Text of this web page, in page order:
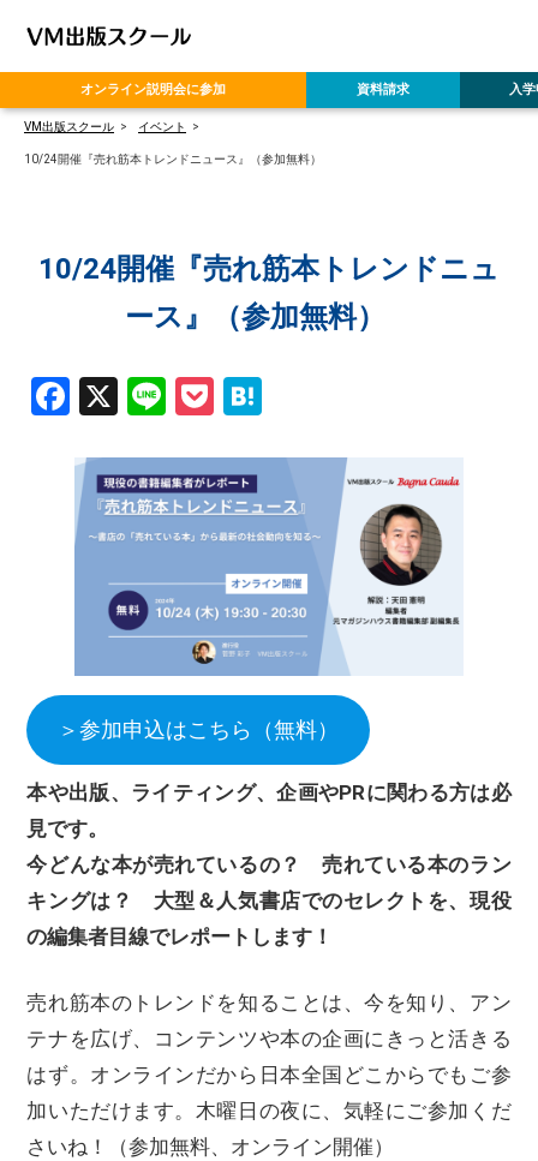
オンライン説明会に参加 資料請求 入
VM出版スクール イベント
10/24開催『売れ筋本トレンドニュース』（参加無料）
10/24開催『売れ筋本トレンドニュ
ース』（参加無料）
Facebook
X LinePocket
＞参加申込はこちら（無料）
本や出版、ライティング、企画やPRに関わる方は必
見です。
今どんな本が売れているの？ 売れている本のラン
キングは？ 大型＆人気書店でのセレクトを、現役
の編集者目線でレポートします！
売れ筋本のトレンドを知ることは、今を知り、アン
テナを広げ、コンテンツや本の企画にきっと活きる
はず。オンラインだから日本全国どこからでもご参
加いただけます。木曜日の夜に、気軽にご参加くだ
さいね！（参加無料、オンライン開催）